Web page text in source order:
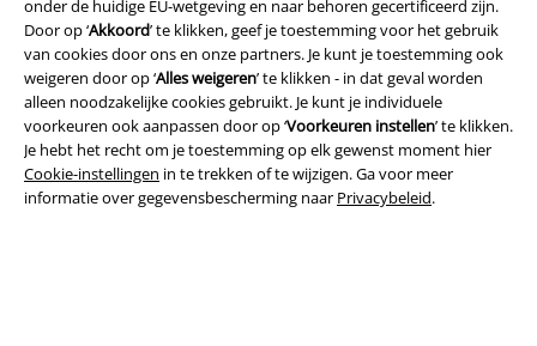
onder de huidige EU-wetgeving en naar behoren gecertificeerd zijn.
Door op ‘Akkoord’ te klikken, geef je toestemming voor het gebruik
van cookies door ons en onze partners. Je kunt je toestemming ook
weigeren door op ‘Alles weigeren’ te klikken - in dat geval worden
alleen noodzakelijke cookies gebruikt. Je kunt je individuele
voorkeuren ook aanpassen door op ‘Voorkeuren instellen’ te klikken.
Je hebt het recht om je toestemming op elk gewenst moment hier
Cookie-instellingen in te trekken of te wijzigen. Ga voor meer
informatie over gegevensbescherming naar Privacybeleid.